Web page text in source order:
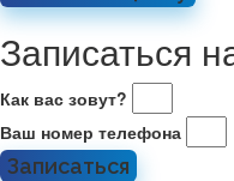
Записаться
Как вас зовут?
Ваш номер телефона
Записаться